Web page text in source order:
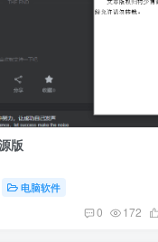
版
电脑软件
0 172